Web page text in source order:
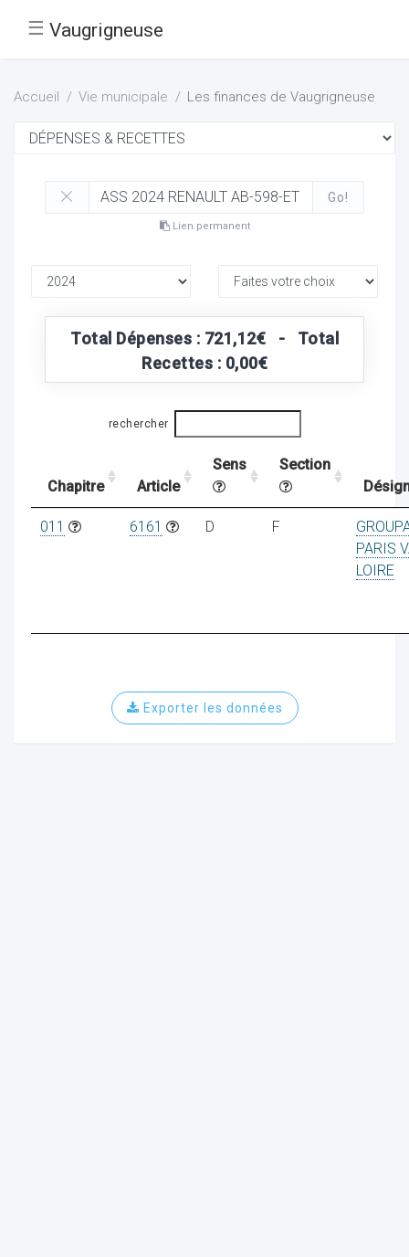
☰ Vaugrigneuse
Accueil Vie municipale Les finances de Vaugrigneuse
Go!
Lien permanent
Total Dépenses : 721,12€ - Total
Recettes : 0,00€
rechercher
Chapitre Article
Sens
Section
011 6161 D F
PARIS
LOIRE
Exporter les données